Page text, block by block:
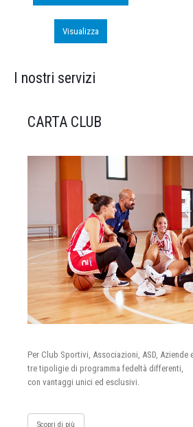
Visualizza
I nostri servizi
CARTA CLUB
Per Club Sportivi, Associazioni, ASD, Aziende
tre tipoligie di programma fedeltà differenti,
con vantaggi unici ed esclusivi.
Scopri di più